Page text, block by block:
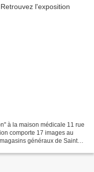
à la maison médicale 11 rue
comporte 17 images au
généraux de Saint